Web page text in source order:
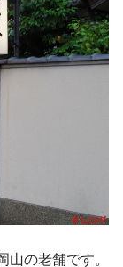
山の老舗です。